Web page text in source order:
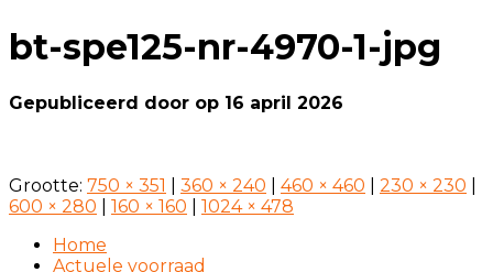
bt-spe125-nr-4970-1-jpg
Gepubliceerd door op 16 april 2026
Grootte: 750 × 351 360 × 240 460 × 460 230 × 230
600 × 280
160 × 160
1024 × 478
Home
Actuele voorraad